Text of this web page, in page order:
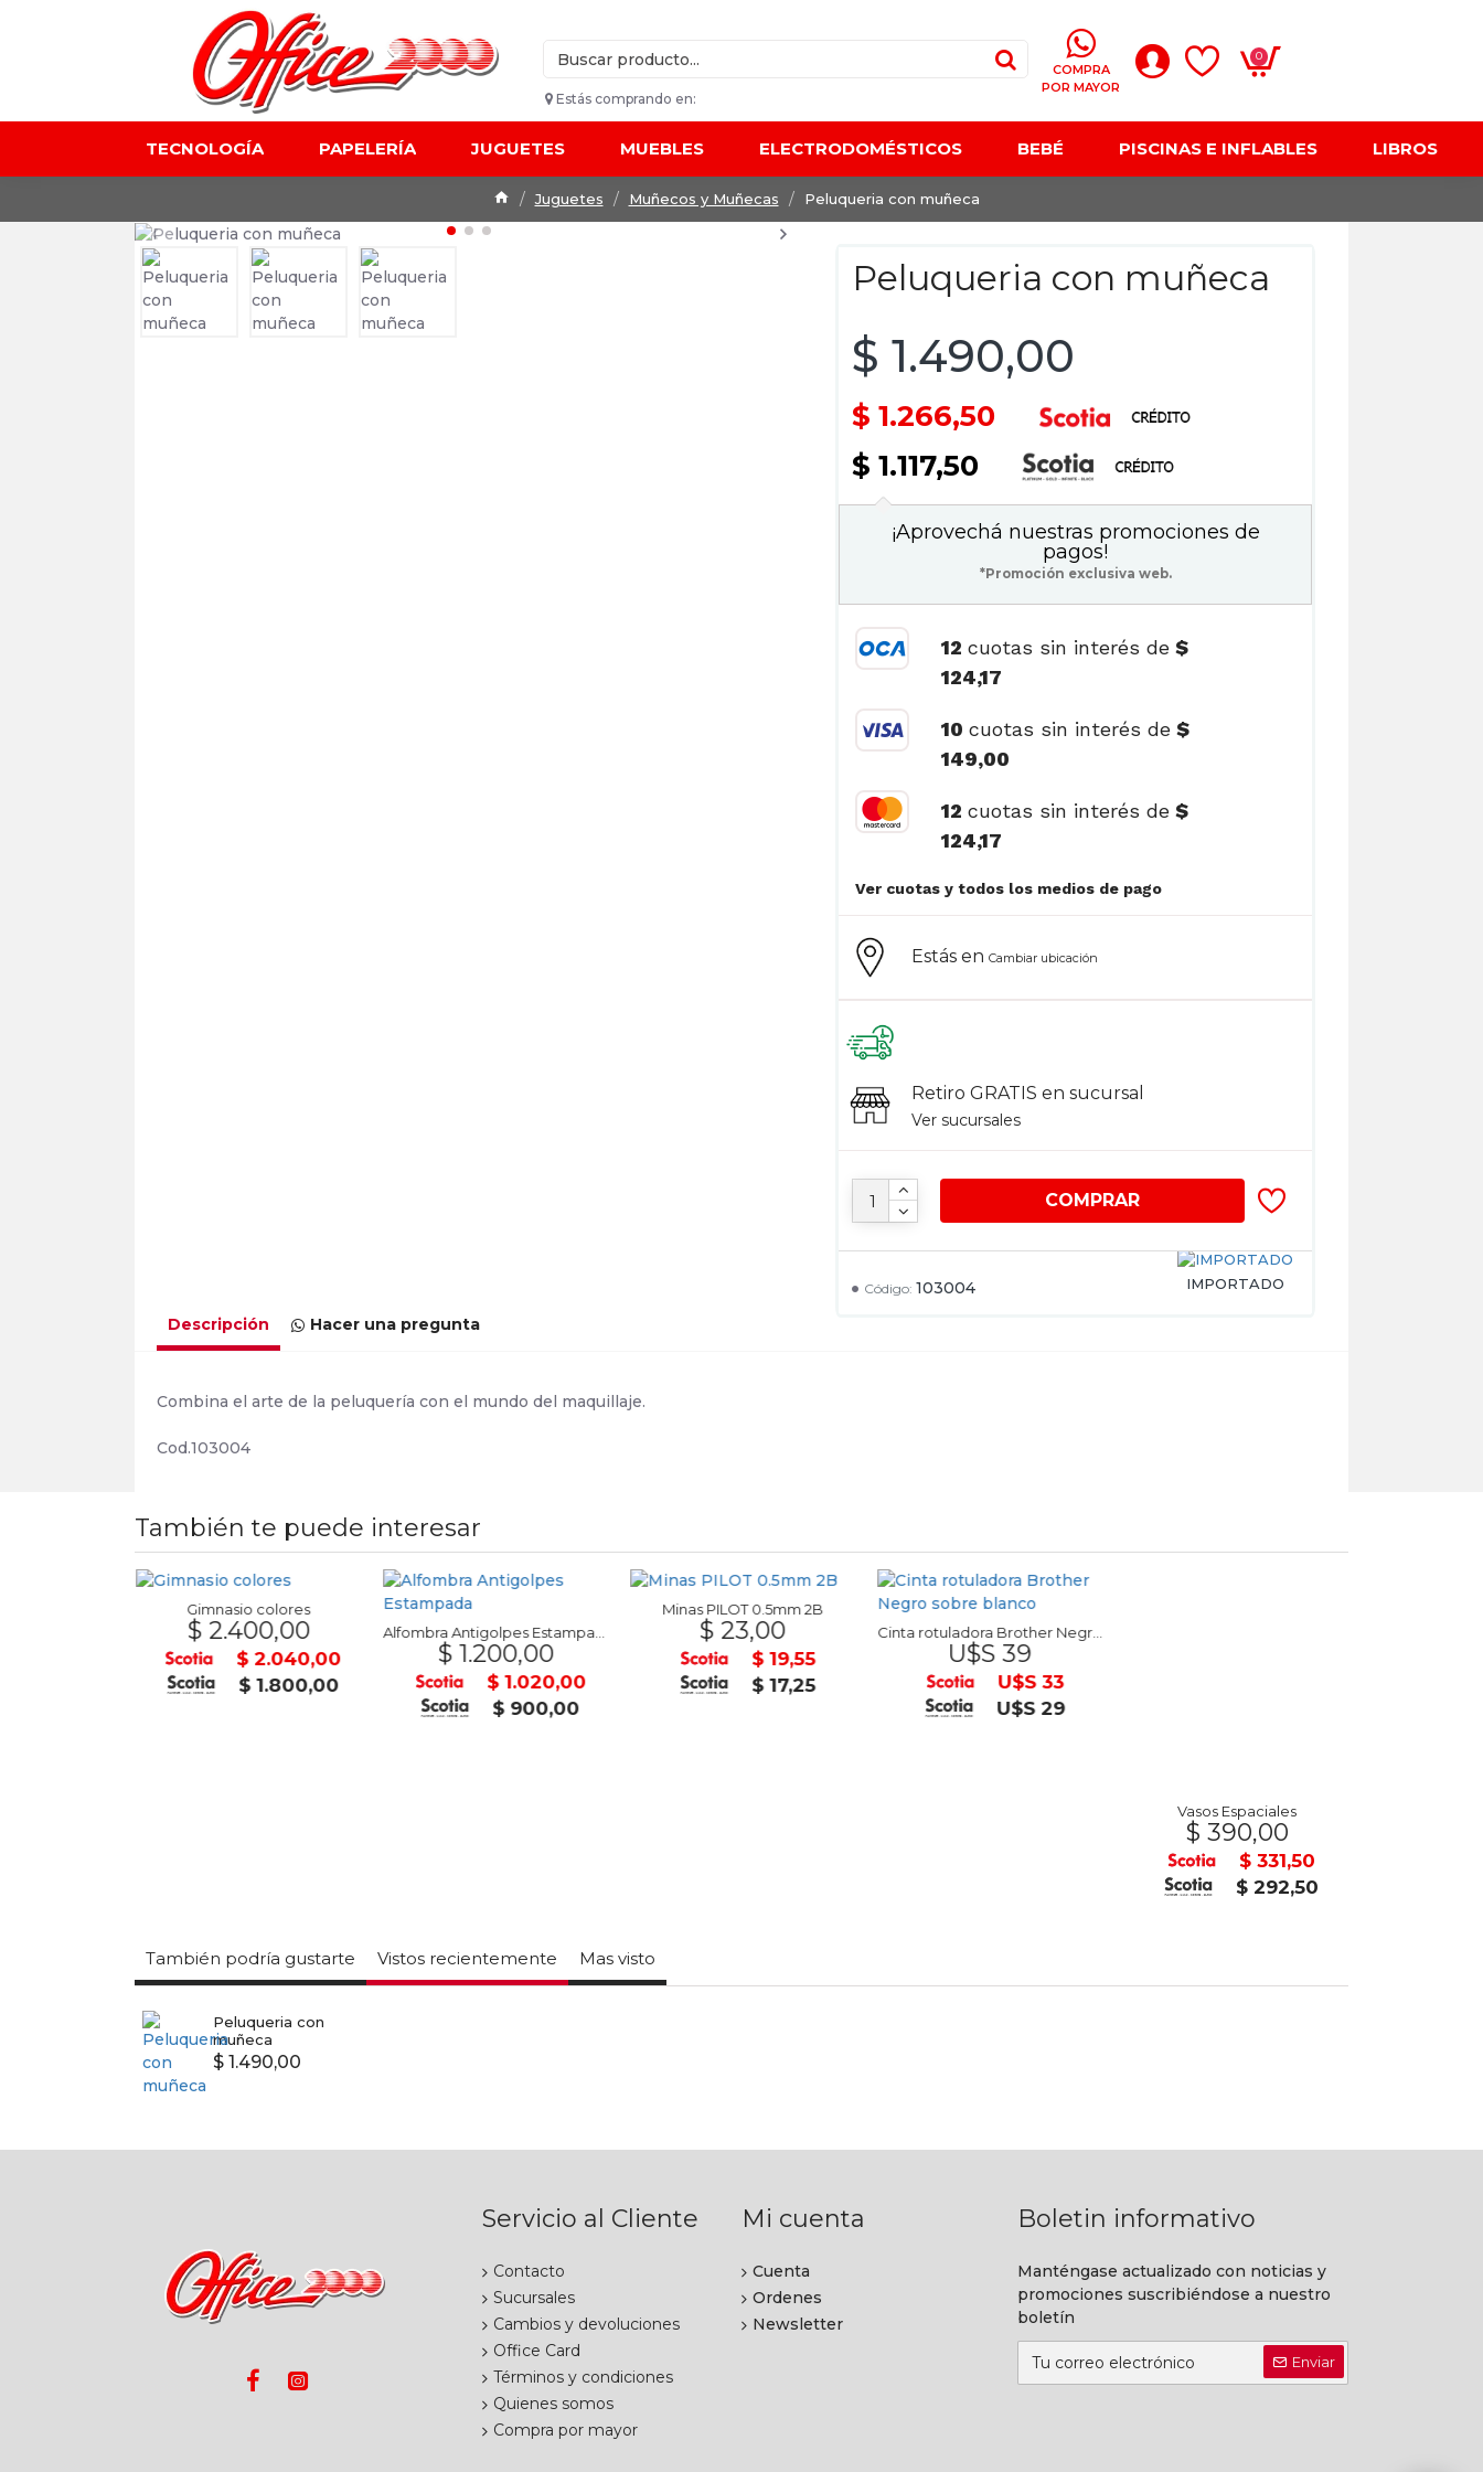
Estás comprando en:
COMPRA
POR MAYOR
0
TECNOLOGÍA PAPELERÍA JUGUETES MUEBLES ELECTRODOMÉSTICOS BEBÉ PISCINAS E INFLABLES LIBROS
Juguetes Muñecos y Muñecas Peluqueria con muñeca
Peluqueria con muñeca
Código: 103004 IMPORTADO
$ 1.490,00
$ 1.266,50
$ 1.117,50
COMPRAR
Estás enCambiar ubicación
Retiro GRATIS en sucursal
Ver sucursales
¡Aprovechá nuestras promociones de
pagos!
*Promoción exclusiva web.
12cuotas sin interés de $
124,17
10cuotas sin interés de $
149,00
12cuotas sin interés de $
124,17
Ver cuotas y todos los medios de pago
Descripción Hacer una pregunta
Combina el arte de la peluquería con el mundo del maquillaje.
Cod.103004
También te puede interesar
Gimnasio colores
$ 2.400,00
$ 2.040,00
$ 1.800,00
Alfombra Antigolpes Estampada
$ 1.200,00
$ 1.020,00
$ 900,00
Minas PILOT 0.5mm 2B
$ 23,00
$ 19,55
$ 17,25
Cinta rotuladora Brother Negro sobre blanco
U$S 39
U$S 33
U$S 29
También podría gustarte Vistos recientemente Mas visto
Peluqueria con
muñeca
$ 1.490,00
Servicio al Cliente
Contacto
Sucursales
Cambios y devoluciones
Office Card
Términos y condiciones
Quienes somos
Compra por mayor
Mi cuenta
Cuenta
Ordenes
Newsletter
Boletin informativo
Manténgase actualizado con noticias y
promociones suscribiéndose a nuestro
boletín
Enviar